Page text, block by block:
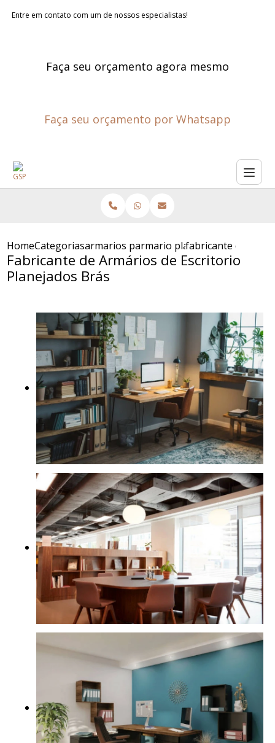
Entre em contato com um de nossos especialistas!
Faça seu orçamento agora mesmo
Faça seu orçamento por Whatsapp
HomeCategoriasarmarios planejados para escritorios
armario planejado para
fabricante de
Fabricante de Armários de Escritorio
Planejados Brás